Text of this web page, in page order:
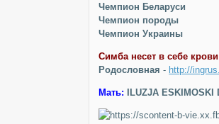
Чемпион Беларуси
Чемпион породы
Чемпион Украины
Симба несет в себе
Родословная - http://
Мать: ILUZJA